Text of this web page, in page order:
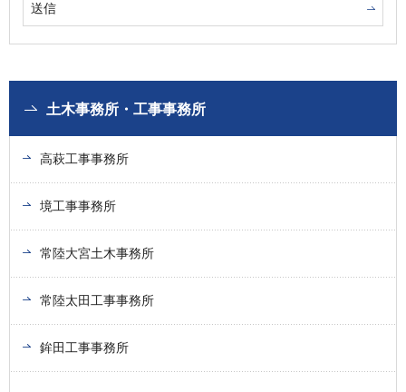
土木事務所・工事事務所
高萩工事事務所
境工事事務所
常陸大宮土木事務所
常陸太田工事事務所
鉾田工事事務所